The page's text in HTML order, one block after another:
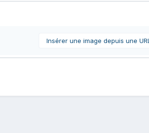
Insérer une image depuis une URL